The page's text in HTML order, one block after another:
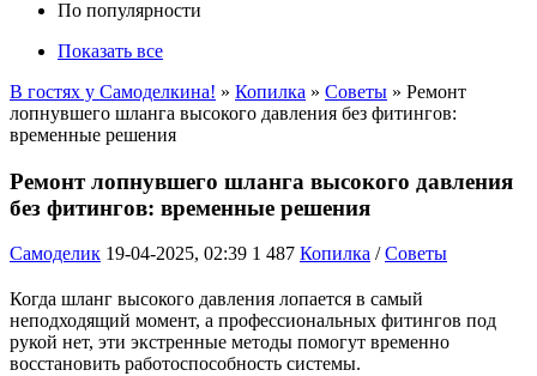
По популярности
Показать все
В гостях у Самоделкина! » Копилка » Советы » Ремонт
лопнувшего шланга высокого давления без фитингов:
временные решения
Ремонт лопнувшего шланга высокого давления
без фитингов: временные решения
Самоделик 19-04-2025, 02:39 1 487 Копилка /Советы
Когда шланг высокого давления лопается в самый
неподходящий момент, а профессиональных фитингов под
рукой нет, эти экстренные методы помогут временно
восстановить работоспособность системы.